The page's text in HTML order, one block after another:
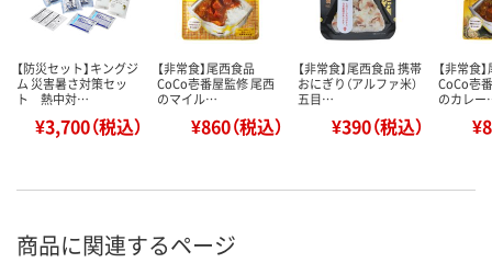
【防災セット】キングジ
ム 災害暑さ対策セッ
ト 熱中対…
¥3,700（税込）
【非常食】尾西食品
CoCo壱番屋監修 尾西
のマイル…
¥860（税込）
【非常食】尾西食品 携帯
おにぎり（アルファ米）
五目…
¥390（税込）
【非常食
CoCo壱
のカレ
商品に関連するページ